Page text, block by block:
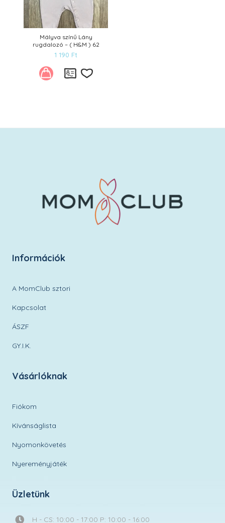
Mályva színű Lány
rugdalozó – ( H&M ) 62
1 190 Ft
Információk
A MomClub sztori
Kapcsolat
ÁSZF
GY.I.K.
Vásárlóknak
Fiókom
Kívánságlista
Nyomonkövetés
Nyereményjáték
Üzletünk
H - CS: 10:00 - 17:00 P: 10:00 - 16:00